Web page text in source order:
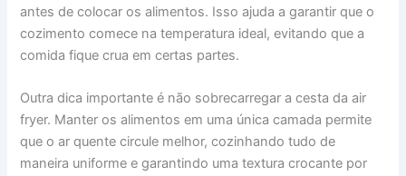
antes de colocar os alimentos. Isso ajuda a garantir que o
cozimento comece na temperatura ideal, evitando que a
comida fique crua em certas partes.
Outra dica importante é não sobrecarregar a cesta da air
fryer. Manter os alimentos em uma única camada permite
que o ar quente circule melhor, cozinhando tudo de
maneira uniforme e garantindo uma textura crocante por